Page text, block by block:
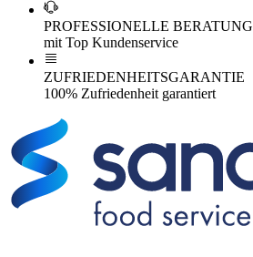
PROFESSIONELLE BERATUNG
mit Top Kundenservice
ZUFRIEDENHEITSGARANTIE
100% Zufriedenheit garantiert